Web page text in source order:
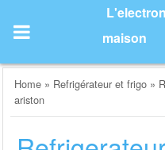
content
maison
Home » Refrigérateur et frigo »
ariston